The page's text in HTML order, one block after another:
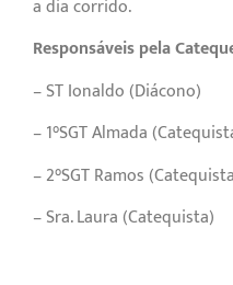
a dia corrido.
Responsáveis pela
– ST Ionaldo (Diácono)
– 1°SGT Almada
– 2°SGT Ramos
– Sra. Laura (Catequista)